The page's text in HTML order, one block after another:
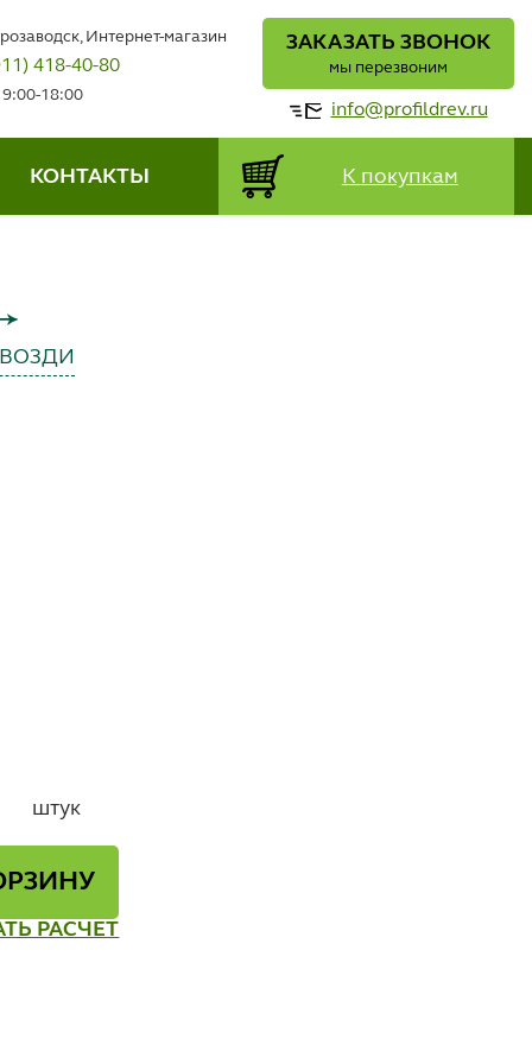
Интернет-магазин
418-40-80
9:00-18:00
ЗАКАЗАТЬ ЗВОНОК
мы перезвоним
info@profildrev.ru
КОНТАКТЫ К покупкам
штук
РАСЧЕТ